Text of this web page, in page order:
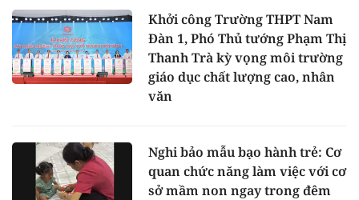
Khởi công Trường THPT Nam
Đàn 1, Phó Thủ tướng Phạm Thị
Thanh Trà kỳ vọng môi trường
giáo dục chất lượng cao, nhân
văn
Nghi bảo mẫu bạo hành trẻ: Cơ
quan chức năng làm việc với cơ
sở mầm non ngay trong đêm